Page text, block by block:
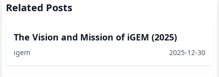
Related Posts
The Vision and Mission of iGEM (2025)
igem 2025-12-30